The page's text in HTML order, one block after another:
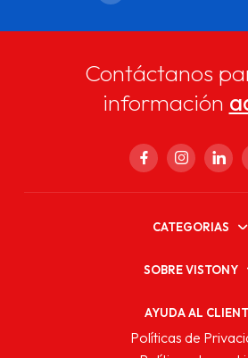
Contáctanos
información
CATEGORIAS
SOBRE VISTONY
AYUDA AL
Políticas de